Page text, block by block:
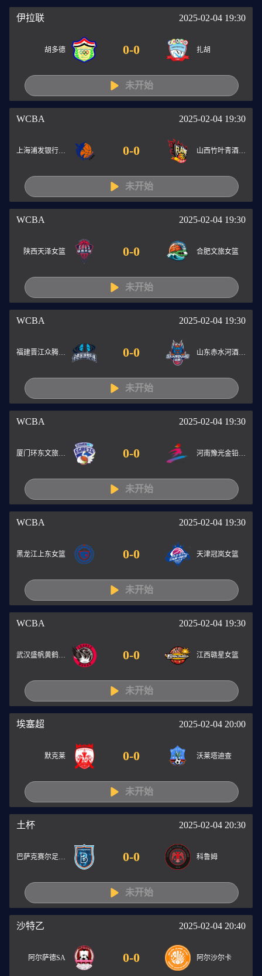
伊拉联 2025-02-04 19:30
胡多德 0-0 扎胡
未开始
WCBA 2025-02-04 19:30
0-0
未开始
WCBA 2025-02-04 19:30
陕西天泽女篮 0-0 合肥文旅女篮
未开始
WCBA 2025-02-04 19:30
0-0
未开始
WCBA 2025-02-04 19:30
0-0
未开始
WCBA 2025-02-04 19:30
黑龙江上东女篮 0-0 天津冠岚女篮
未开始
WCBA 2025-02-04 19:30
0-0 江西赣星女篮
未开始
埃塞超 2025-02-04 20:00
默克莱 0-0 沃莱塔迪查
未开始
土杯 2025-02-04 20:30
0-0 科鲁姆
未开始
沙特乙 2025-02-04 20:40
阿尔萨德SA 0-0 阿尔沙尔卡